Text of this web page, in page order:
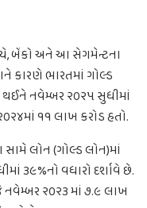
બેંકો અને આ સેગમેન્ટના
કારણે ભારતમાં ગોલ્ડ
નવેમ્બર ૨૦૨૫ સુધીમાં
૧૧ લાખ કરોડ હતો.
લોન (ગોલ્ડ લોન)માં
૩૯%નો વધારો દર્શાવે છે.
૨૦૨૩ માં ૭.૯ લાખ